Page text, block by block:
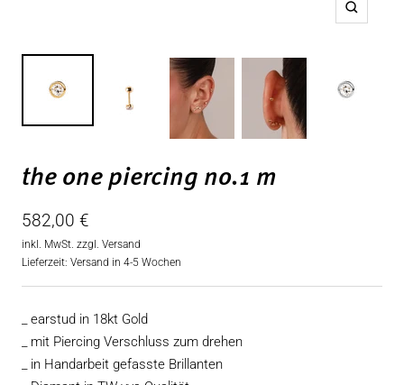
Zoom
the one piercing no.1 m
Angebotspreis
582,00 €
inkl. MwSt. zzgl. Versand
Lieferzeit: Versand in 4-5 Wochen
_ earstud in 18kt Gold
_ mit Piercing Verschluss zum drehen
_ in Handarbeit gefasste Brillanten